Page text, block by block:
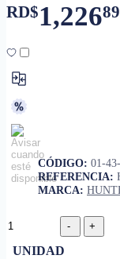
RD$1,22689
CÓDIGO: 01-
REFERENCIA:
MARCA:
UNIDAD